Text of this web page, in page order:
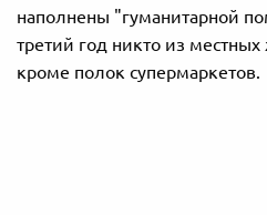
наполнены "гуманитарной
третий год никто из
кроме полок супермаркетов.